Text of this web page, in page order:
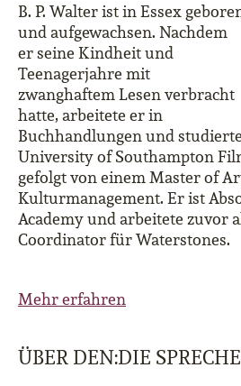
B. P. Walter ist in Essex
und aufgewachsen. Nachdem
er seine Kindheit und
Teenagerjahre mit
zwanghaftem Lesen verbracht
hatte, arbeitete er in
Buchhandlungen und
University of Southampton
gefolgt von einem Master of
Kulturmanagement. Er ist
Academy und arbeitete zuvor
Coordinator für Waterstones.
Mehr erfahren
ÜBER DEN:DIE